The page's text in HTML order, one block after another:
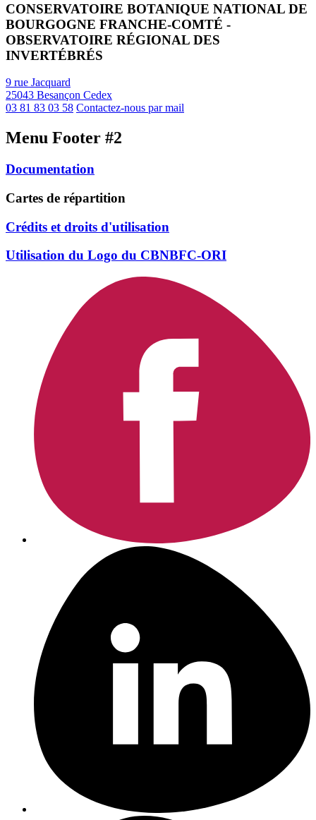
CONSERVATOIRE BOTANIQUE NATIONAL DE
BOURGOGNE FRANCHE-COMTÉ -
OBSERVATOIRE RÉGIONAL DES
INVERTÉBRÉS
9 rue Jacquard
25043 Besançon Cedex
03 81 83 03 58 Contactez-nous par mail
Menu Footer #2
Documentation
Cartes de répartition
Crédits et droits d'utilisation
Utilisation du Logo du CBNBFC-ORI